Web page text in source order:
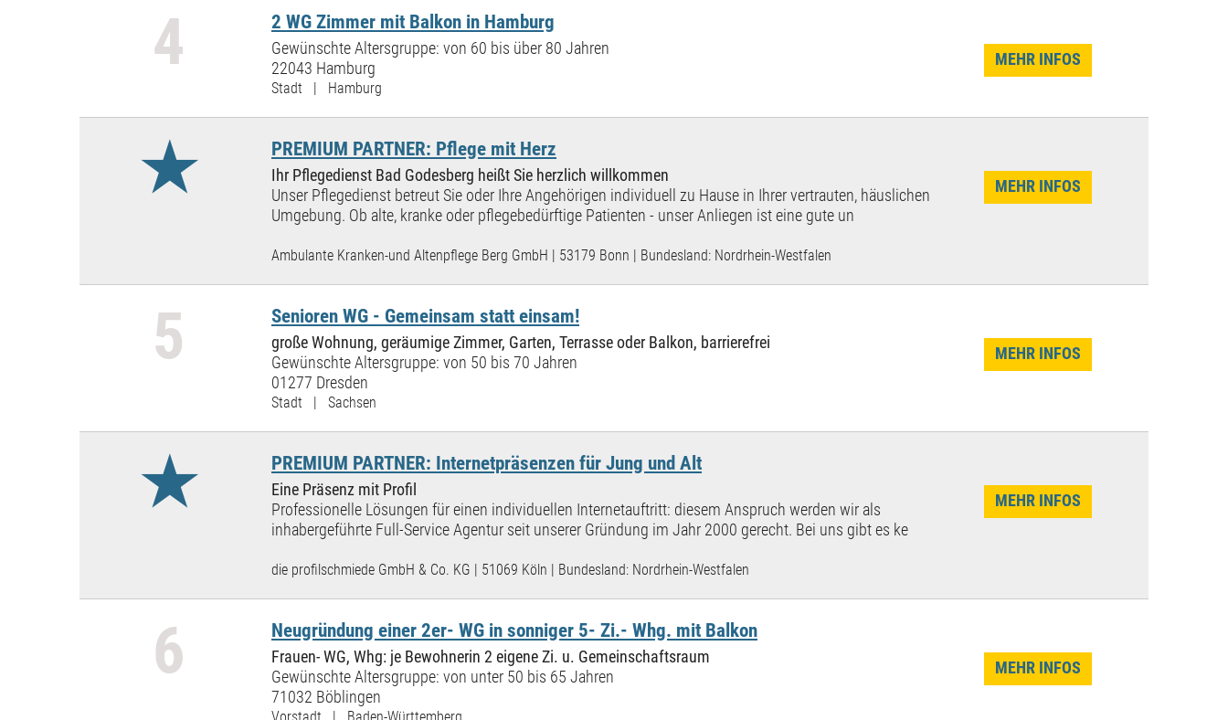
4 2 WG Zimmer mit Balkon in Hamburg
Gewünschte Altersgruppe: von 60 bis über 80 Jahren
22043 Hamburg
Stadt | Hamburg
MEHR INFOS
★ PREMIUM PARTNER: Pflege mit Herz
Ihr Pflegedienst Bad Godesberg heißt Sie herzlich willkommen
Unser Pflegedienst betreut Sie oder Ihre Angehörigen individuell zu Hause in Ihrer vertrauten, häuslichen
Umgebung. Ob alte, kranke oder pflegebedürftige Patienten - unser Anliegen ist eine gute un
Ambulante Kranken-und Altenpflege Berg GmbH | 53179 Bonn | Bundesland: Nordrhein-Westfalen
MEHR INFOS
5 Senioren WG - Gemeinsam statt einsam!
große Wohnung, geräumige Zimmer, Garten, Terrasse oder Balkon, barrierefrei
Gewünschte Altersgruppe: von 50 bis 70 Jahren
01277 Dresden
Stadt | Sachsen
MEHR INFOS
★ PREMIUM PARTNER: Internetpräsenzen für Jung und Alt
Eine Präsenz mit Profil
Professionelle Lösungen für einen individuellen Internetauftritt: diesem Anspruch werden wir als
inhabergeführte Full-Service Agentur seit unserer Gründung im Jahr 2000 gerecht. Bei uns gibt es ke
die profilschmiede GmbH & Co. KG | 51069 Köln | Bundesland: Nordrhein-Westfalen
MEHR INFOS
6 Neugründung einer 2er- WG in sonniger 5- Zi.- Whg. mit Balkon
Frauen- WG, Whg: je Bewohnerin 2 eigene Zi. u. Gemeinschaftsraum
Gewünschte Altersgruppe: von unter 50 bis 65 Jahren
71032 Böblingen
MEHR INFOS